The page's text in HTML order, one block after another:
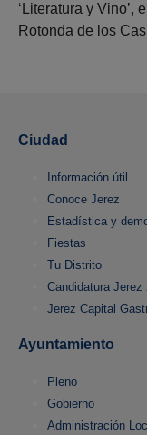
‘Literatura y Vino’,
Rotonda de los
Ciudad
Información útil
Conoce Jerez
Estadística y
Fiestas
Tu Distrito
Candidatura Jerez
Jerez Capital
Ayuntamiento
Pleno
Gobierno
Administración